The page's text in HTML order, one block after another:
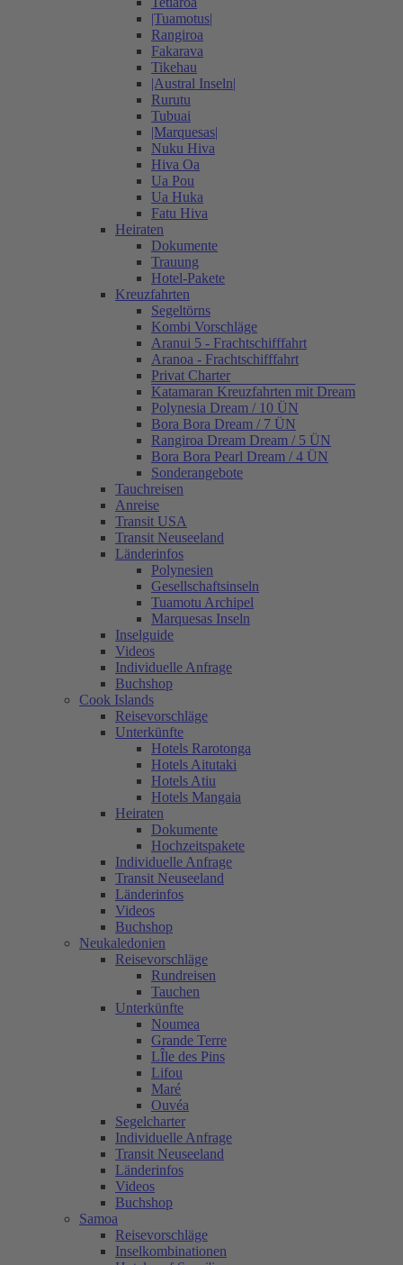
|Tuamotus|
Rangiroa
Fakarava
Tikehau
|Austral Inseln|
Rurutu
Tubuai
|Marquesas|
Nuku Hiva
Hiva Oa
Ua Pou
Ua Huka
Fatu Hiva
Heiraten
Dokumente
Trauung
Hotel-Pakete
Kreuzfahrten
Segeltörns
Kombi Vorschläge
Aranui 5 - Frachtschifffahrt
Aranoa - Frachtschifffahrt
Privat Charter
Katamaran Kreuzfahrten mit Dream
Polynesia Dream / 10 ÜN
Bora Bora Dream / 7 ÜN
Rangiroa Dream Dream / 5 ÜN
Bora Bora Pearl Dream / 4 ÜN
Sonderangebote
Tauchreisen
Anreise
Transit USA
Transit Neuseeland
Länderinfos
Polynesien
Gesellschaftsinseln
Tuamotu Archipel
Marquesas Inseln
Inselguide
Videos
Individuelle Anfrage
Buchshop
Cook Islands
Reisevorschläge
Unterkünfte
Hotels Rarotonga
Hotels Aitutaki
Hotels Atiu
Hotels Mangaia
Heiraten
Dokumente
Hochzeitspakete
Individuelle Anfrage
Transit Neuseeland
Länderinfos
Videos
Buchshop
Neukaledonien
Reisevorschläge
Rundreisen
Tauchen
Unterkünfte
Noumea
Grande Terre
LÎle des Pins
Lifou
Maré
Ouvéa
Segelcharter
Individuelle Anfrage
Transit Neuseeland
Länderinfos
Videos
Buchshop
Samoa
Reisevorschläge
Inselkombinationen